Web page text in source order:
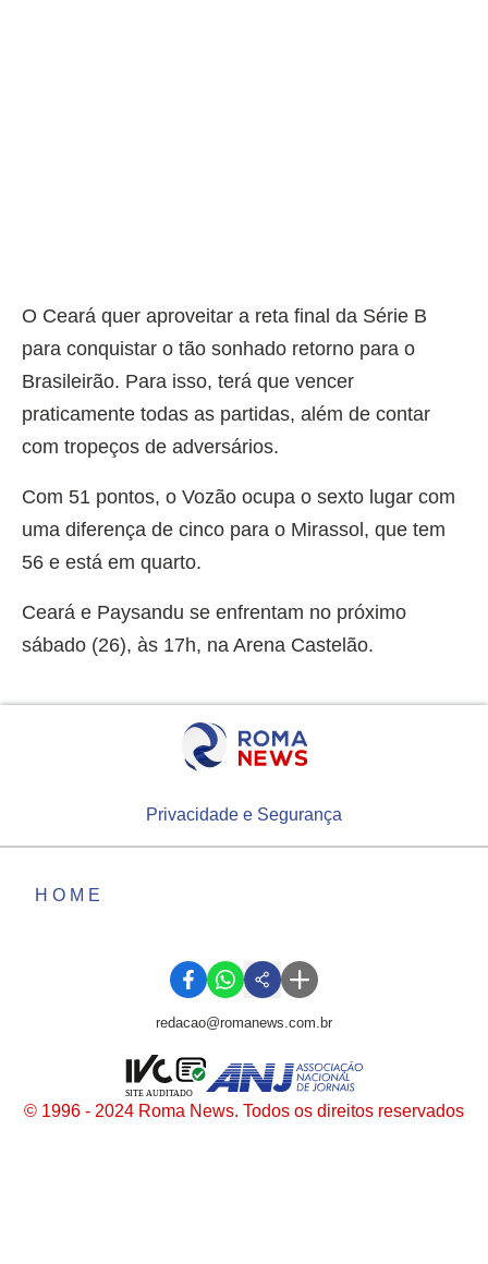
O Ceará quer aproveitar a reta final da Série B
para conquistar o tão sonhado retorno para o
Brasileirão. Para isso, terá que vencer
praticamente todas as partidas, além de contar
com tropeços de adversários.
Com 51 pontos, o Vozão ocupa o sexto lugar com
uma diferença de cinco para o Mirassol, que tem
56 e está em quarto.
Ceará e Paysandu se enfrentam no próximo
sábado (26), às 17h, na Arena Castelão.
Privacidade e Segurança
HOME
redacao@romanews.com.br
© 1996 - 2024 Roma News. Todos os direitos reservados
SITE AUDITADO